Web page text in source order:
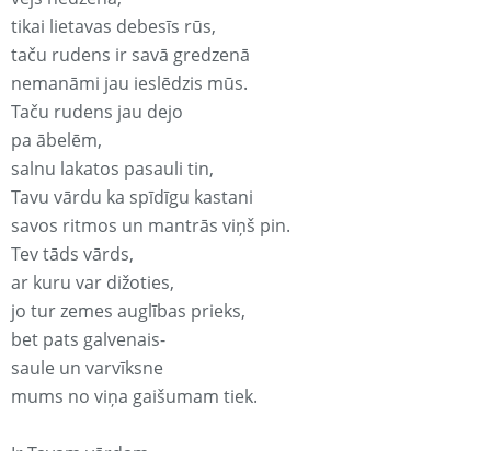
tikai lietavas debesīs rūs,
taču rudens ir savā gredzenā
nemanāmi jau ieslēdzis mūs.
Taču rudens jau dejo
pa ābelēm,
salnu lakatos pasauli tin,
Tavu vārdu ka spīdīgu kastani
savos ritmos un mantrās viņš pin.
Tev tāds vārds,
ar kuru var dižoties,
jo tur zemes auglības prieks,
bet pats galvenais-
saule un varvīksne
mums no viņa gaišumam tiek.